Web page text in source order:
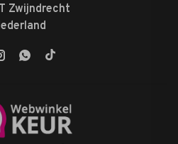
Zwijndrecht